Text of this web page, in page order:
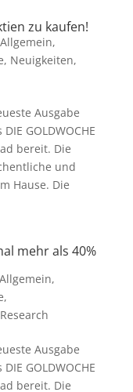
zu kaufen!
Allgemein,
, Neuigkeiten,
Ausgabe
GOLDWOCHE
bereit. Die
und
Hause. Die
mehr als 40%
Allgemein,
,
Research
Ausgabe
GOLDWOCHE
bereit. Die